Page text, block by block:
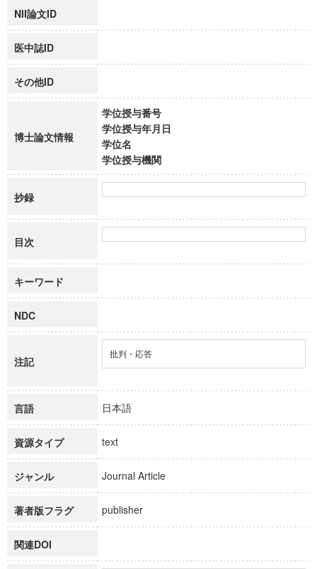
NII論文ID
医中誌ID
その他ID
博士論文情報
学位授与番号
学位授与年月日
学位名
学位授与機関
抄録
目次
キーワード
NDC
注記
批判・応答
言語 日本語
資源タイプ text
ジャンル Journal Article
著者版フラグ publisher
関連DOI